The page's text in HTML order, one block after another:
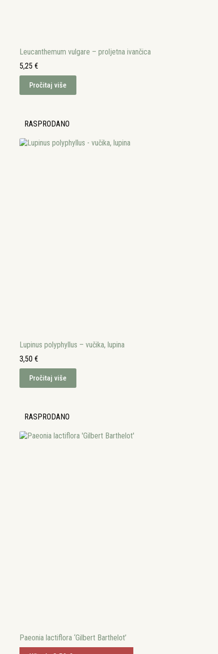
Leucanthemum vulgare – proljetna ivančica
5,25 €
Pročitaj više
RASPRODANO
Lupinus polyphyllus – vučika, lupina
3,50 €
Pročitaj više
RASPRODANO
Paeonia lactiflora ‘Gilbert Barthelot’